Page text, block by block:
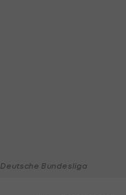
Deutsche Bundesliga